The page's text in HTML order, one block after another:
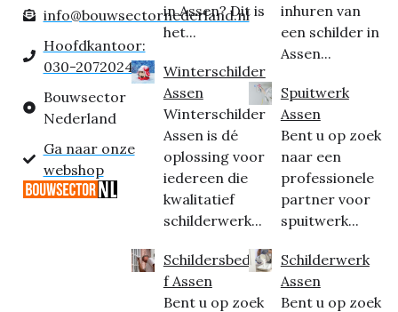
info@bouwsectornederland.nl
Hoofdkantoor:
030-2072024
Bouwsector
Nederland
Ga naar onze
webshop
in Assen? Dit is
het...
Winterschilder
Assen
Winterschilder
Assen is dé
oplossing voor
iedereen die
kwalitatief
schilderwerk...
Schildersbedrij
f Assen
Bent u op zoek
inhuren van
een schilder in
Assen...
Spuitwerk
Assen
Bent u op zoek
naar een
professionele
partner voor
spuitwerk...
Schilderwerk
Assen
Bent u op zoek